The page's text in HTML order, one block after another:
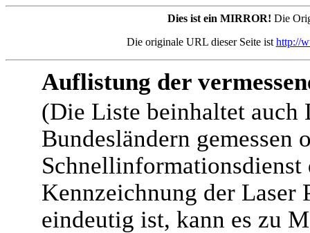
Dies ist ein MIRROR! Die
Die originale URL dieser Seite ist http://
Auflistung der
(Die Liste beinhaltet auch
Bundesländern gemessen
Kennzeichnung der Laser
eindeutig ist, kann es zu